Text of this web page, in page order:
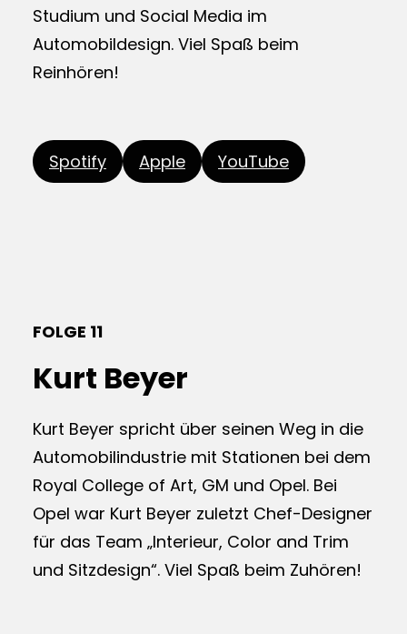
Studium und Social Media im
Automobildesign. Viel Spaß beim
Reinhören!
Spotify Apple YouTube
FOLGE 11
Kurt Beyer
Kurt Beyer spricht über seinen Weg in die
Automobilindustrie mit Stationen bei dem
Royal College of Art, GM und Opel. Bei
Opel war Kurt Beyer zuletzt Chef-Designer
für das Team „Interieur, Color and Trim
und Sitzdesign“. Viel Spaß beim Zuhören!